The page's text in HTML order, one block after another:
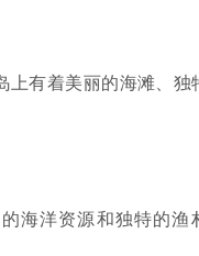
上有着美丽的海滩、独
海洋资源和独特的渔